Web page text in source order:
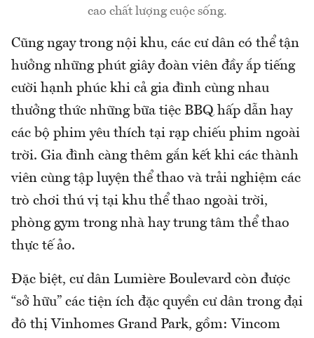
cao chất lượng cuộc sống.
Cũng ngay trong nội khu, các cư dân có thể tận
hưởng những phút giây đoàn viên đầy ắp tiếng
cười hạnh phúc khi cả gia đình cùng nhau
thưởng thức những bữa tiệc BBQ hấp dẫn hay
các bộ phim yêu thích tại rạp chiếu phim ngoài
trời. Gia đình càng thêm gắn kết khi các thành
viên cùng tập luyện thể thao và trải nghiệm các
trò chơi thú vị tại khu thể thao ngoài trời,
phòng gym trong nhà hay trung tâm thể thao
thực tế ảo.
Đặc biệt, cư dân Lumière Boulevard còn được
“sở hữu” các tiện ích đặc quyền cư dân trong đại
đô thị Vinhomes Grand Park, gồm: Vincom